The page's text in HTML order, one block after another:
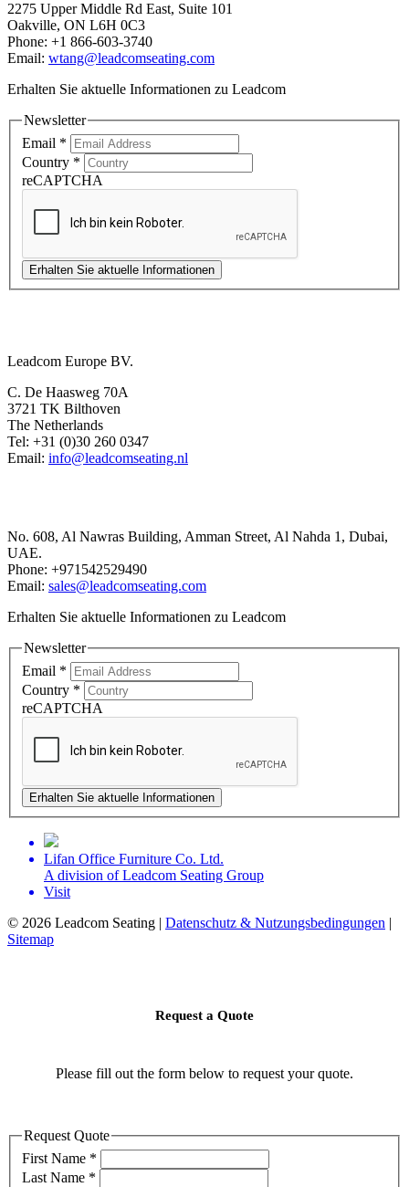
2275 Upper Middle Rd East, Suite 101
Oakville, ON L6H 0C3
Phone: +1 866-603-3740
Email: wtang@leadcomseating.com
Erhalten Sie aktuelle Informationen zu Leadcom
Newsletter
Email *
Country *
reCAPTCHA
Erhalten Sie aktuelle Informationen
Leadcom Europe BV.
C. De Haasweg 70A
3721 TK Bilthoven
The Netherlands
Tel: +31 (0)30 260 0347
Email: info@leadcomseating.nl
No. 608, Al Nawras Building, Amman Street, Al Nahda 1, Dubai,
UAE.
Phone: +971542529490
Email: sales@leadcomseating.com
Erhalten Sie aktuelle Informationen zu Leadcom
Newsletter
Email *
Country *
reCAPTCHA
Erhalten Sie aktuelle Informationen
Lifan Office Furniture Co. Ltd.
A division of Leadcom Seating Group
Visit
© 2026 Leadcom Seating | Datenschutz & Nutzungsbedingungen |
Sitemap
Request a Quote
Please fill out the form below to request your quote.
Request Quote
First Name *
Last Name *